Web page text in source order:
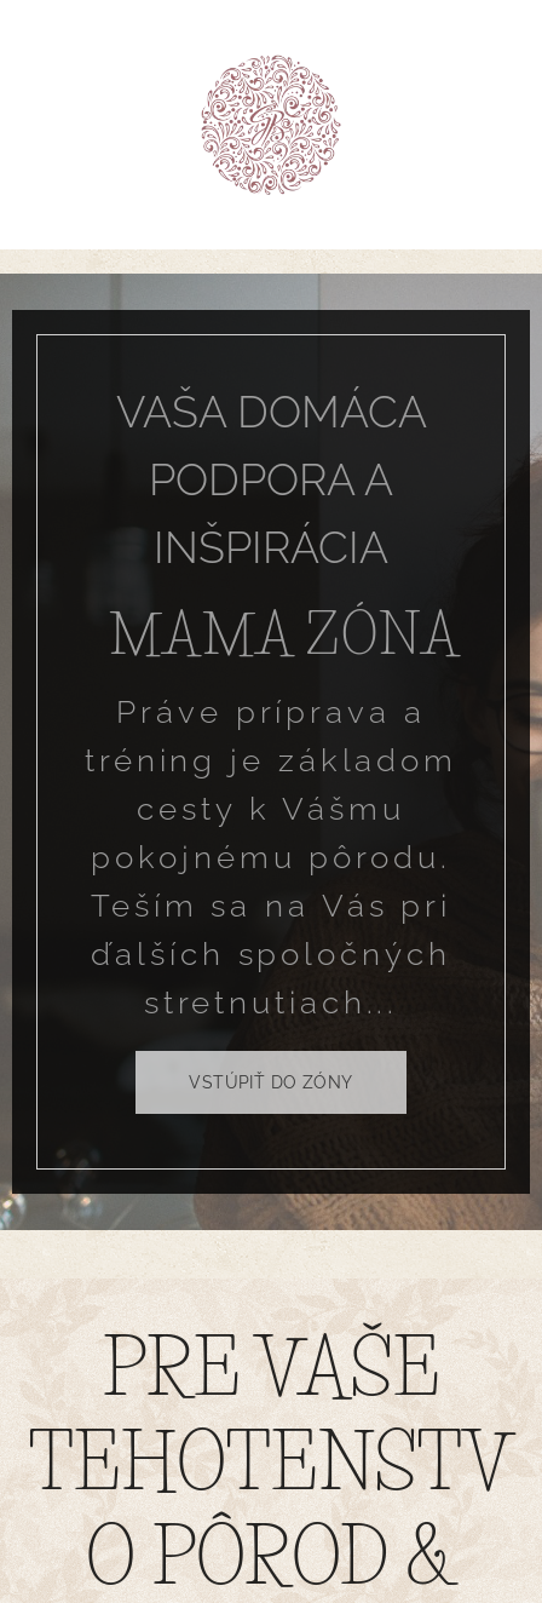
VAŠA DOMÁCA
PODPORA A
INŠPIRÁCIA
MAMA ZÓNA
Práve príprava a
tréning je základom
cesty k Vášmu
pokojnému pôrodu.
Teším sa na Vás pri
ďalších spoločných
stretnutiach...
VSTÚPIŤ DO ZÓNY
PRE VAŠE
TEHOTENSTV
O PÔROD &